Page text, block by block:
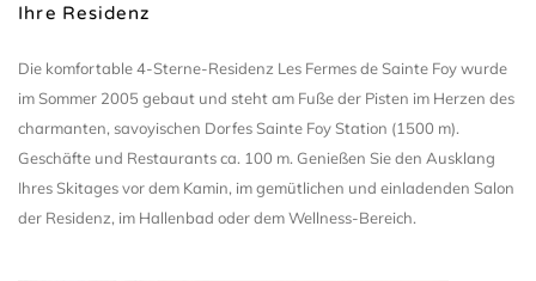
Ihre Residenz
Die komfortable 4-Sterne-Residenz Les Fermes de Sainte Foy wurde
im Sommer 2005 gebaut und steht am Fuße der Pisten im Herzen des
charmanten, savoyischen Dorfes Sainte Foy Station (1500 m).
Geschäfte und Restaurants ca. 100 m. Genießen Sie den Ausklang
Ihres Skitages vor dem Kamin, im gemütlichen und einladenden Salon
der Residenz, im Hallenbad oder dem Wellness-Bereich.